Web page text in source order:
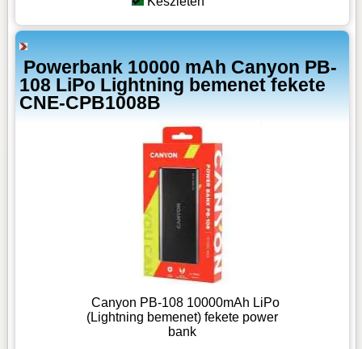
Powerbank 10000 mAh Canyon PB-
108 LiPo Lightning bemenet fekete
CNE-CPB1008B
Canyon PB-108 10000mAh LiPo
(Lightning bemenet) fekete power
bank